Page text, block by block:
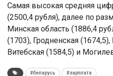
Самая высокая средняя
(2500,4 рубля), далее по
Минская область (1886,4
(1703), Гродненская (1674,5),
Витебская (1584,5) и
#беларусь #зарплата